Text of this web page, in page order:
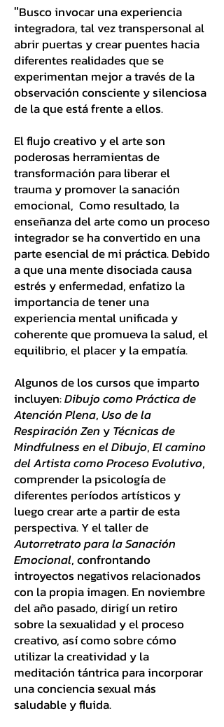
"Busco invocar una experiencia
integradora, tal vez transpersonal al
abrir puertas y crear puentes hacia
diferentes realidades que se
experimentan mejor a través de la
observación consciente y silenciosa
de la que está frente a ellos.
El flujo creativo y el arte son
poderosas herramientas de
transformación para liberar el
trauma y promover la sanación
emocional, Como resultado, la
enseñanza del arte como un proceso
integrador se ha convertido en una
parte esencial de mi práctica. Debido
a que una mente disociada causa
estrés y enfermedad, enfatizo la
importancia de tener una
experiencia mental unificada y
coherente que promueva la salud, el
equilibrio, el placer y la empatía.
Algunos de los cursos que imparto
incluyen:Dibujo como Práctica de
Atención Plena,Uso de la
Respiración Zen yTécnicas de
Mindfulness en el Dibujo,El camino
del Artista como Proceso Evolutivo,
comprender la psicología de
diferentes períodos artísticos y
luego crear arte a partir de esta
perspectiva. Y el taller de
Autorretrato para la Sanación
Emocional, confrontando
introyectos negativos relacionados
con la propia imagen. En noviembre
del año pasado, dirigí un retiro
sobre la sexualidad y el proceso
creativo, así como sobre cómo
utilizar la creatividad y la
meditación tántrica para incorporar
una conciencia sexual más
saludable y fluida.